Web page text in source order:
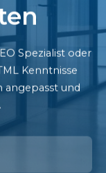
Spezialist oder
Kenntnisse
angepasst und